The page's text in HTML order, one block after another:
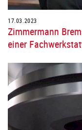
17.03.2023
Zimmermann
einer